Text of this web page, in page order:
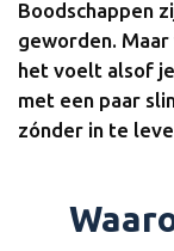
Boodschappen
geworden.
het voelt alsof
met een paar
zónder in te